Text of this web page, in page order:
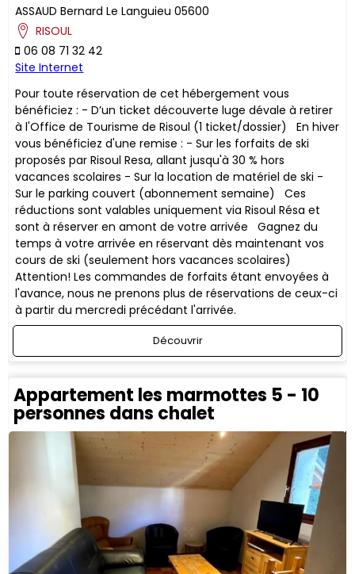
ASSAUD Bernard Le Languieu 05600
RISOUL
06 08 71 32 42
Site Internet
Pour toute réservation de cet hébergement vous
bénéficiez : - D’un ticket découverte luge dévale à retirer
à l'Office de Tourisme de Risoul (1 ticket/dossier) En hiver
vous bénéficiez d'une remise : - Sur les forfaits de ski
proposés par Risoul Resa, allant jusqu'à 30 % hors
vacances scolaires - Sur la location de matériel de ski -
Sur le parking couvert (abonnement semaine) ​Ces
réductions sont valables uniquement via Risoul Résa et
sont à réserver en amont de votre arrivée Gagnez du
temps à votre arrivée en réservant dès maintenant vos
cours de ski (seulement hors vacances scolaires)
Attention! Les commandes de forfaits étant envoyées à
l'avance, nous ne prenons plus de réservations de ceux-ci
à partir du mercredi précédant l'arrivée.
Découvrir
Appartement les marmottes 5 - 10
personnes dans chalet